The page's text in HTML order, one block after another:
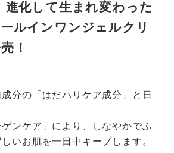
進化して生まれ変わった
ールインワンジェルクリ
！
分の「はだハリケア成分」と日
ゲンケア」により、しなやかでふ
いお肌を一日中キープします。